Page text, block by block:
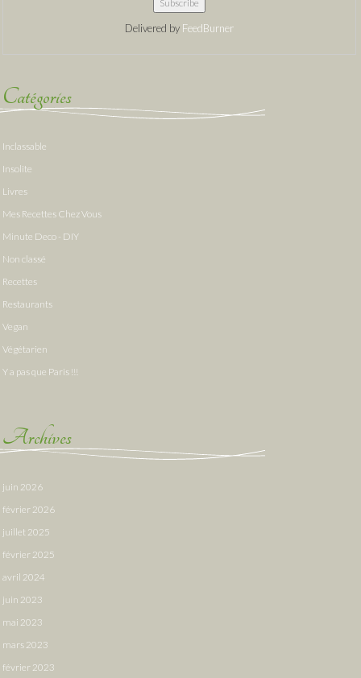
Delivered by FeedBurner
Catégories
Inclassable
Insolite
Livres
Mes Recettes Chez Vous
Minute Deco - DIY
Non classé
Recettes
Restaurants
Vegan
Végétarien
Y a pas que Paris !!!
Archives
juin 2026
février 2026
juillet 2025
février 2025
avril 2024
juin 2023
mai 2023
mars 2023
février 2023